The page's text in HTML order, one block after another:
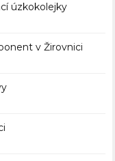
úzkokolejky
v Žirovnici